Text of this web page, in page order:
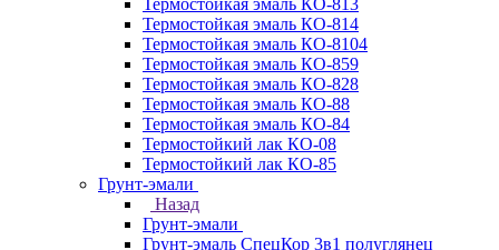
Термостойкая эмаль КО-813
Термостойкая эмаль КО-814
Термостойкая эмаль КО-8104
Термостойкая эмаль КО-859
Термостойкая эмаль КО-828
Термостойкая эмаль КО-88
Термостойкая эмаль КО-84
Термостойкий лак КО-08
Термостойкий лак КО-85
Грунт-эмали
Назад
Грунт-эмали
Грунт-эмаль СпецКор 3в1 полуглянец